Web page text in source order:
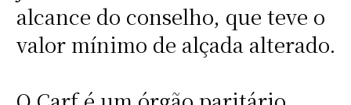
alcance do conselho, que teve o
valor mínimo de alçada alterado.